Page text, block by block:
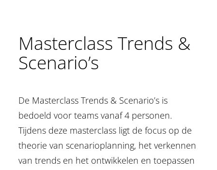
Masterclass Trends &
Scenario’s
De Masterclass Trends & Scenario’s is
bedoeld voor teams vanaf 4 personen.
Tijdens deze masterclass ligt de focus op de
theorie van scenarioplanning, het verkennen
van trends en het ontwikkelen en toepassen